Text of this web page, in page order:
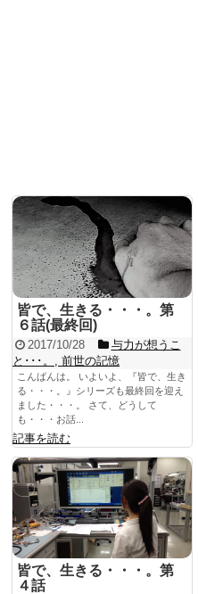
皆で、生きる・・・。第
６話(最終回)
2017/10/28
与力が想うこ
と･･･。
前世の記憶
こんばんは。 いよいよ、『皆で、生き
る・・・。』シリーズも最終回を迎え
ました・・・。 さて、どうして
も・・・お話...
記事を読む
皆で、生きる・・・。第
４話